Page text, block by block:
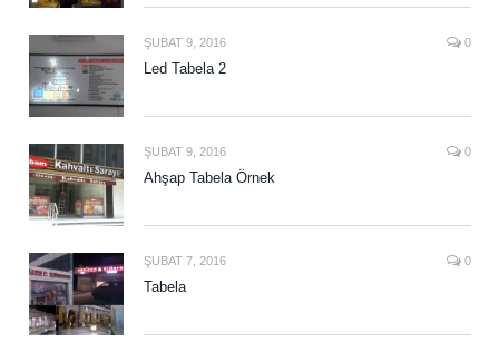
ŞUBAT 9, 2016 0
Led Tabela 2
ŞUBAT 9, 2016 0
Ahşap Tabela Örnek
ŞUBAT 7, 2016 0
Tabela